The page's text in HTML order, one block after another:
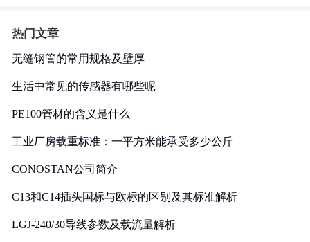
热门文章
无缝钢管的常用规格及壁厚
生活中常见的传感器有哪些呢
PE100管材的含义是什么
工业厂房载重标准：一平方米能承受多少公斤
CONOSTAN公司简介
C13和C14插头国标与欧标的区别及其标准解析
LGJ-240/30导线参数及载流量解析